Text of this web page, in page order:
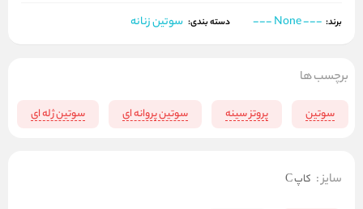
برند: --- None --- دسته بندی: سوتین زنانه
برچسب ها
سوتین پروتز سینه سوتین پروانه ای سوتین ژله ای
سایز: کاپ C